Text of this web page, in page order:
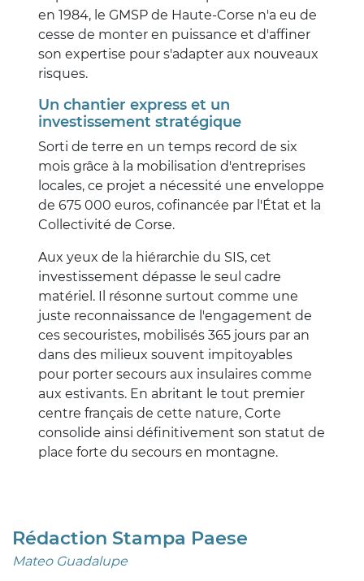
en 1984, le GMSP de Haute-Corse n'a eu de
cesse de monter en puissance et d'affiner
son expertise pour s'adapter aux nouveaux
risques.
Un chantier express et un
investissement stratégique
Sorti de terre en un temps record de six
mois grâce à la mobilisation d'entreprises
locales, ce projet a nécessité une enveloppe
de 675 000 euros, cofinancée par l'État et la
Collectivité de Corse.
Aux yeux de la hiérarchie du SIS, cet
investissement dépasse le seul cadre
matériel. Il résonne surtout comme une
juste reconnaissance de l'engagement de
ces secouristes, mobilisés 365 jours par an
dans des milieux souvent impitoyables
pour porter secours aux insulaires comme
aux estivants. En abritant le tout premier
centre français de cette nature, Corte
consolide ainsi définitivement son statut de
place forte du secours en montagne.
Rédaction Stampa Paese
Mateo Guadalupe